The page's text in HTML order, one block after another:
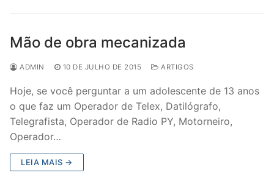
Mão de obra mecanizada
ADMIN 10 DE JULHO DE 2015 ARTIGOS
Hoje, se você perguntar a um adolescente de 13 anos
o que faz um Operador de Telex, Datilógrafo,
Telegrafista, Operador de Radio PY, Motorneiro,
Operador…
LEIA MAIS →